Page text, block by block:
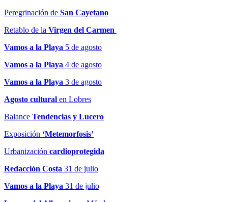
Peregrinación de San Cayetano
Retablo de la Virgen del Carmen
Vamos a la Playa 5 de agosto
Vamos a la Playa 4 de agosto
Vamos a la Playa 3 de agosto
Agosto cultural en Lobres
Balance Tendencias y Lucero
Exposición ‘Metemorfosis’
Urbanización cardioprotegida
Redacción Costa 31 de julio
Vamos a la Playa 31 de julio